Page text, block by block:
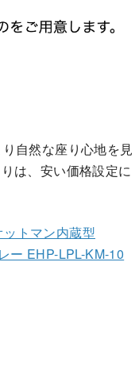
自然な座り心地を見
は、安い価格設定に
トマン内蔵型
ー EHP-LPL-KM-10